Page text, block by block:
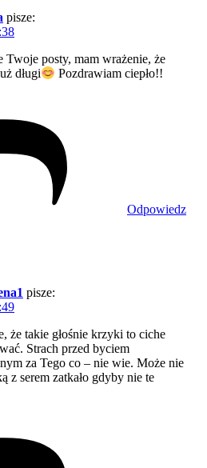
pisze:
Twoje posty, mam wrażenie, że
długi
Pozdrawiam ciepło!!
Odpowiedz
pisze:
że takie głośnie krzyki to ciche
Strach przed byciem
za Tego co – nie wie. Może nie
z serem zatkało gdyby nie te